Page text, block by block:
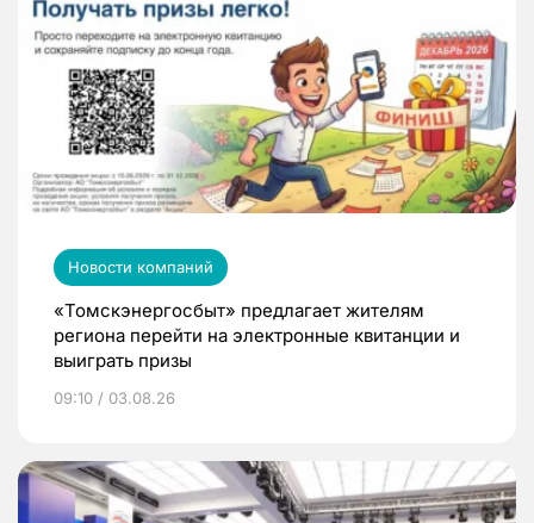
Новости компаний
«Томскэнергосбыт» предлагает жителям
региона перейти на электронные квитанции и
выиграть призы
09:10 / 03.08.26